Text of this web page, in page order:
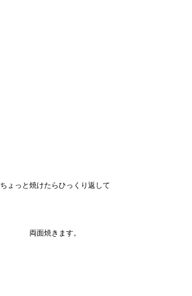
ちょっと焼けたらひっくり返して
両面焼きます。